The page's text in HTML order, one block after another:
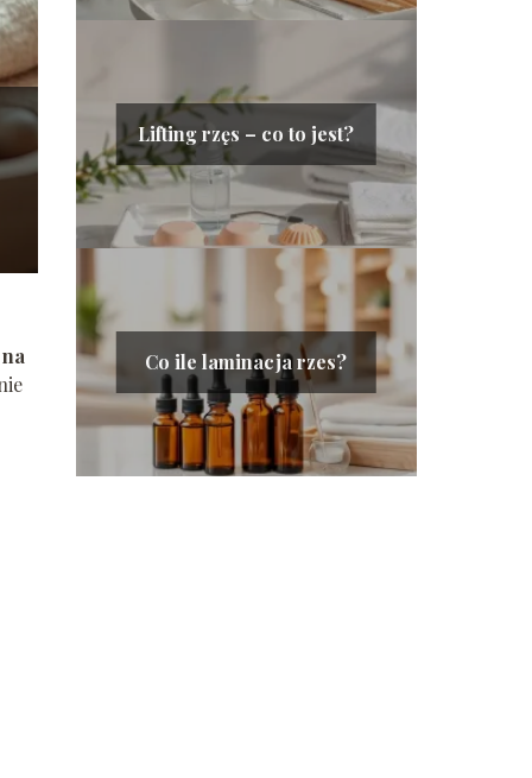
Lifting rzęs – co to jest?
Co ile laminacja rzes?